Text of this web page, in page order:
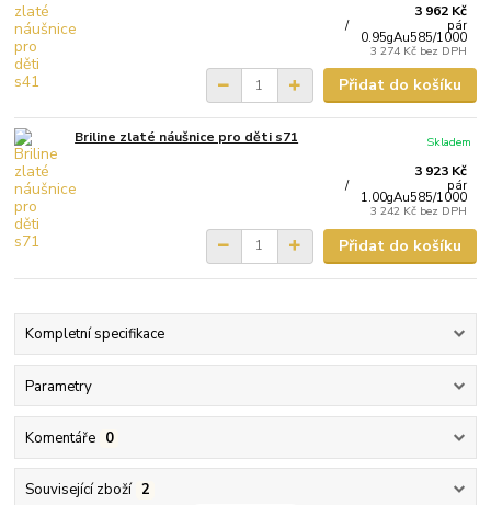
3 962 Kč
/ pár
0.95gAu585/1000
3 274 Kč bez DPH
Přidat do košíku
Briline zlaté náušnice pro děti s71
3 923 Kč
/ pár
1.00gAu585/1000
3 242 Kč bez DPH
Skladem
Přidat do košíku
Kompletní specifikace
Parametry
Komentáře 0
Související zboží 2